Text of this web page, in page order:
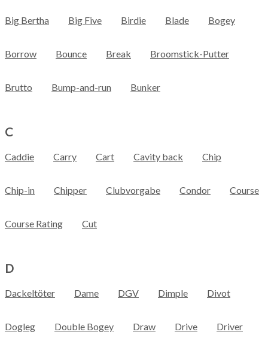
Big Bertha Big Five Birdie Blade Bogey
Borrow Bounce Break Broomstick-Putter
Brutto Bump-and-run Bunker
C
Caddie Carry Cart Cavity back Chip
Chip-in Chipper Clubvorgabe Condor Course
Course Rating Cut
D
Dackeltöter Dame DGV Dimple Divot
Dogleg Double Bogey Draw Drive Driver